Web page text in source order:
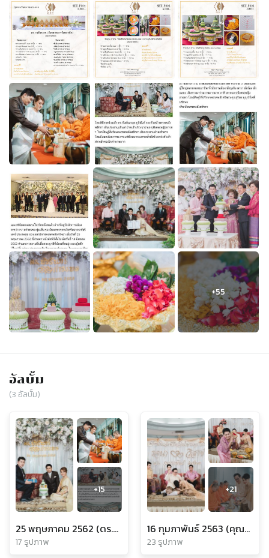
อัลบั้ม
(3 อัลบั้ม)
+15
25 พฤษภาคม 2562 (ดร.พัชรินทร์&คุณกำธรพล)
17 รูปภาพ
+21
16 กุมภาพันธ์ 2563 (คุณติ๊ก&คุณวีซ่า)
23 รูปภาพ